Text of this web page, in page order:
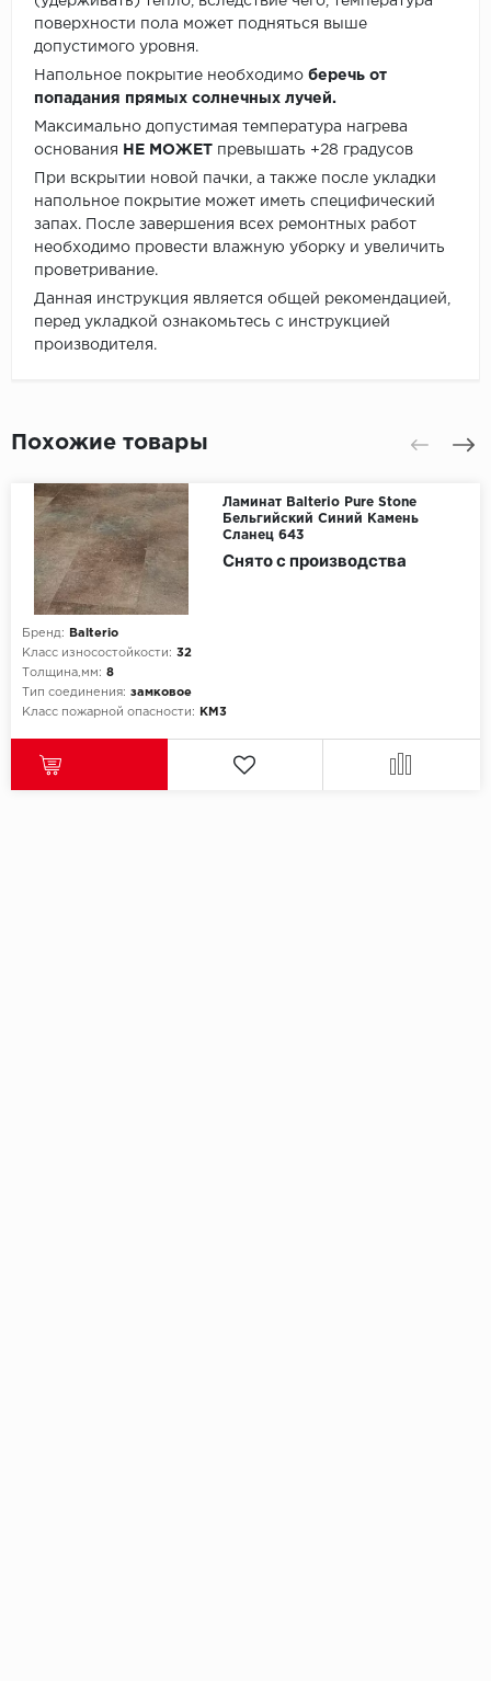
поверхности пола может подняться выше
допустимого уровня.
Напольное покрытие необходимо беречь от
попадания прямых солнечных лучей.
Максимально допустимая температура нагрева
основания
НЕ МОЖЕТ превышать +28 градусов
При вскрытии новой пачки, а также после укладки
напольное покрытие может иметь специфический
запах. После завершения всех ремонтных работ
необходимо провести влажную уборку и увеличить
проветривание.
Данная инструкция является общей рекомендацией,
перед укладкой ознакомьтесь с инструкцией
производителя.
Похожие товары
Ламинат Balterio Pure Stone
Бельгийский Синий Камень
Сланец 643
Бренд:
Balterio
Класс износостойкости: 32
Толщина,мм: 8
Тип соединения: замковое
Класс пожарной опасности:
КМ3
Снято с производства